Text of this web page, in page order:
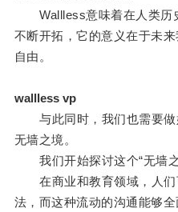
Wallless意味着在人类历
不断开拓，它的意义在于未
自由。
wallless vp
与此同时，我们也需要做
无墙之境。
我们开始探讨这个“无墙之
在商业和教育领域，人们
法，而这种流动的沟通能够全